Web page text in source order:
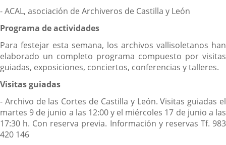
- ACAL, asociación de Archiveros de Castilla y León
Programa de actividades
Para festejar esta semana, los archivos vallisoletanos han
elaborado un completo programa compuesto por visitas
guiadas, exposiciones, conciertos, conferencias y talleres.
Visitas guiadas
- Archivo de las Cortes de Castilla y León. Visitas guiadas el
martes 9 de junio a las 12:00 y el miércoles 17 de junio a las
17:30 h. Con reserva previa. Información y reservas Tf. 983
420 146